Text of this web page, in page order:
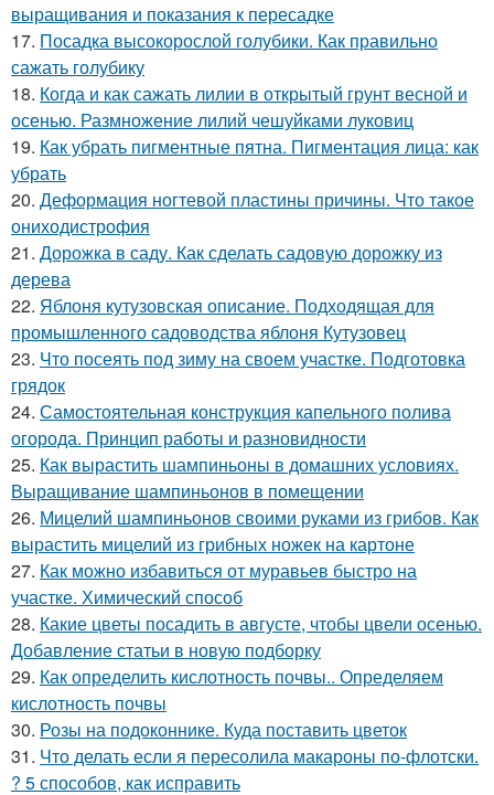
выращивания и показания к пересадке
17. Посадка высокорослой голубики. Как правильно
сажать голубику
18. Когда и как сажать лилии в открытый грунт весной и
осенью. Размножение лилий чешуйками луковиц
19. Как убрать пигментные пятна. Пигментация лица: как
убрать
20. Деформация ногтевой пластины причины. Что такое
ониходистрофия
21. Дорожка в саду. Как сделать садовую дорожку из
дерева
22. Яблоня кутузовская описание. Подходящая для
промышленного садоводства яблоня Кутузовец
23. Что посеять под зиму на своем участке. Подготовка
грядок
24. Самостоятельная конструкция капельного полива
огорода. Принцип работы и разновидности
25. Как вырастить шампиньоны в домашних условиях.
Выращивание шампиньонов в помещении
26. Мицелий шампиньонов своими руками из грибов. Как
вырастить мицелий из грибных ножек на картоне
27. Как можно избавиться от муравьев быстро на
участке. Химический способ
28. Какие цветы посадить в августе, чтобы цвели осенью.
Добавление статьи в новую подборку
29. Как определить кислотность почвы.. Определяем
кислотность почвы
30. Розы на подоконнике. Куда поставить цветок
31. Что делать если я пересолила макароны по-флотски.
? 5 способов, как исправить